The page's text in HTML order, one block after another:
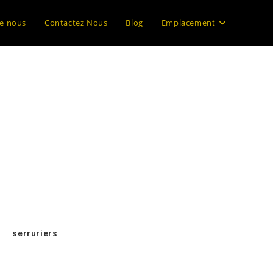
nous Contactez Nous Blog Emplacement
serruriers